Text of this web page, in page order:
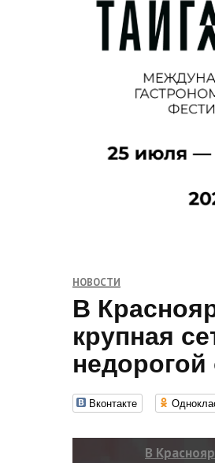
НОВОСТИ
В
крупная
недорогой
Вконтакте
В